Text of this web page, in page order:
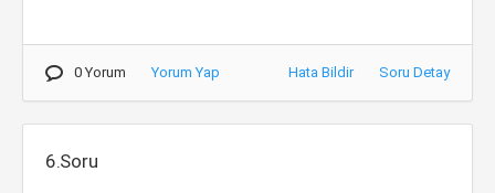
0 Yorum Yorum Yap Hata Bildir Soru Detay
6.Soru